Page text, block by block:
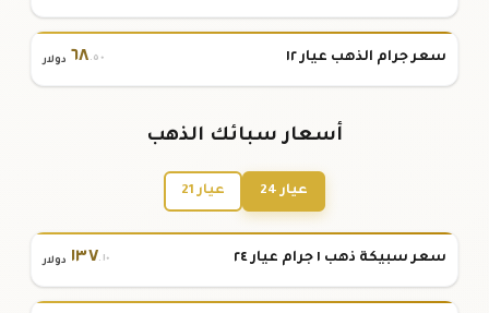
سعر جرام الذهب عيار ١٢ ٦٨.٥٠ دولار
أسعار سبائك الذهب
عيار 24 عيار 21
سعر سبيكة ذهب ١ جرام عيار ٢٤ ١٣٧.١٠ دولار